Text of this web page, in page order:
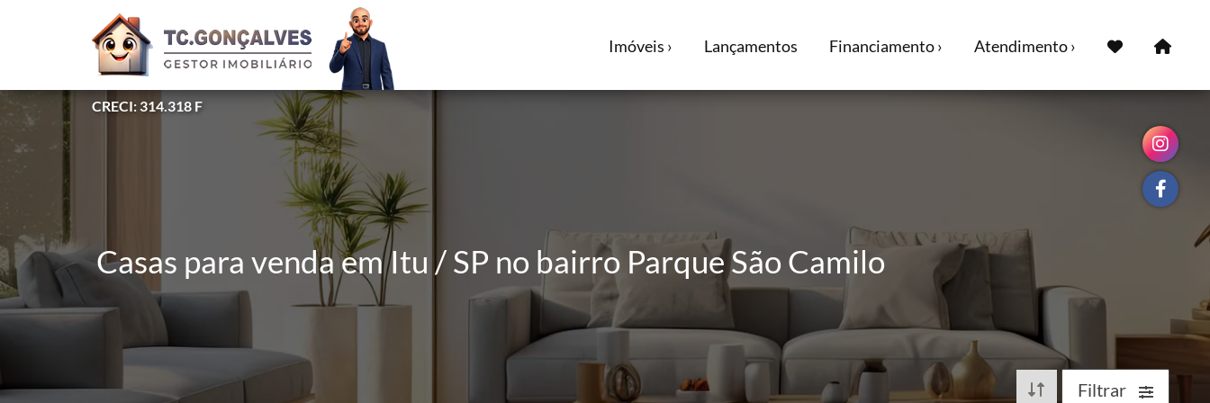
CRECI: 314.318 F
Imóveis › Lançamentos Financiamento › Atendimento ›
Casas para venda em Itu / SP no bairro Parque São Camilo
Filtrar